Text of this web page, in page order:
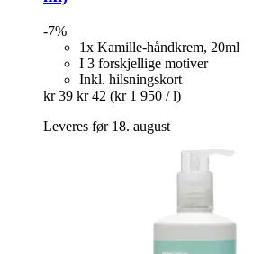
-7%
1x Kamille-håndkrem, 20ml
I 3 forskjellige motiver
Inkl. hilsningskort
kr 39 kr 42 (kr 1 950 / l)
Leveres før 18. august